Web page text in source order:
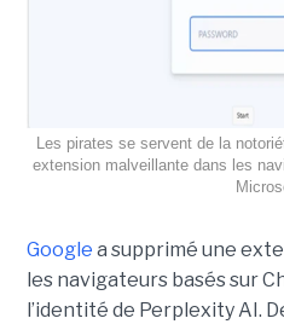
Les pirates se servent de la
extension malveillante dans les
Google a supprimé une
les navigateurs basés sur
l’identité de Perplexity AI.